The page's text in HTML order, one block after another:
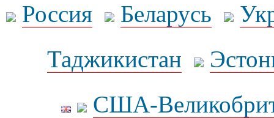
Россия Беларусь
Таджикистан
США-